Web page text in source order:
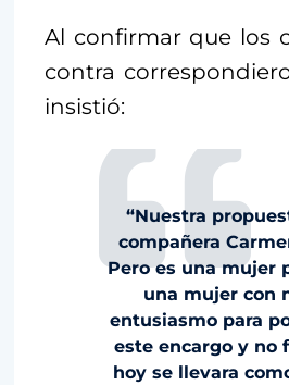
Al confirmar que los
contra
insistió:
“Nuestra
compañera
Pero es una mujer
una mujer con
entusiasmo para
este encargo y no
hoy se llevara